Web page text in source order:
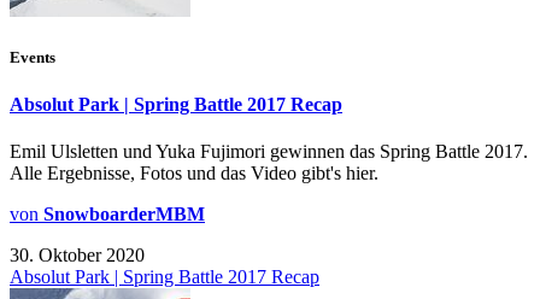
Events
Absolut Park | Spring Battle 2017 Recap
Emil Ulsletten und Yuka Fujimori gewinnen das Spring Battle 2017.
Alle Ergebnisse, Fotos und das Video gibt's hier.
von SnowboarderMBM
30. Oktober 2020
Absolut Park | Spring Battle 2017 Recap